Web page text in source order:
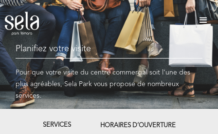
Planifiez votre visite
Pour que votre visite du centre commercial soit l’une des
plus agréables, Sela Park vous propose de nombreux
services.
SERVICES HORAIRES D’OUVERTURE